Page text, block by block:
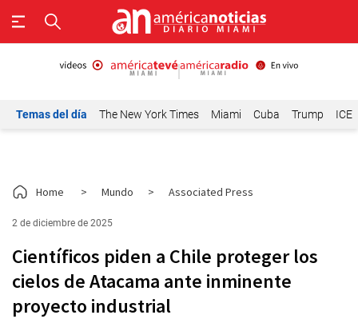
Temas del día The New York Times Miami Cuba Trump ICE
Home > Mundo > Associated Press
2 de diciembre de 2025
Científicos piden a Chile proteger los
cielos de Atacama ante inminente
proyecto industrial